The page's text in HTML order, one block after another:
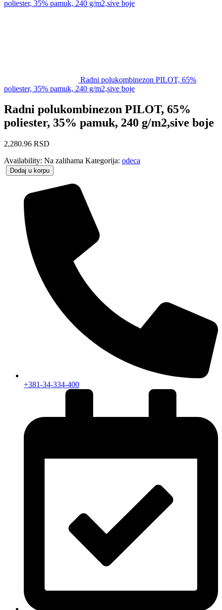
poliester, 35% pamuk, 240 g/m2,sive boje
Radni polukombinezon PILOT, 65%
poliester, 35% pamuk, 240 g/m2,sive boje
Radni polukombinezon PILOT, 65%
poliester, 35% pamuk, 240 g/m2,sive boje
2,280.96 RSD
Availability: Na zalihama Kategorija: odeca
Dodaj u korpu
+381-34-334-400